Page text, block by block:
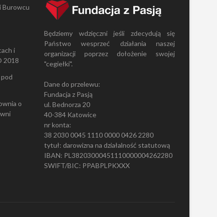
Burowcu
i
2018
o
Będziemy wdzięczni jeśli zdecydują się
Państwo wesprzeć działania naszej
organizacji poprzez dołożenie swojej
"cegiełki".
Dane do przelewu:
Fundacja z Pasją
ul. Bednorza 20
40-384 Katowice
nr konta:
38 2030 0045 1110 0000 0426 2280
tytuł: darowizna na działalność statutową
IBAN: PL38203000451110000004262280
SWIFT/BIC: PPABPLPKXXX